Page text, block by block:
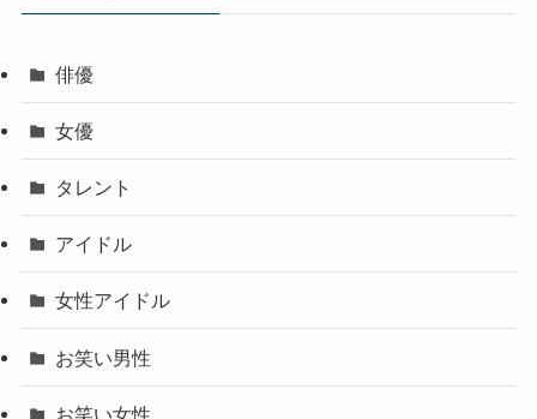
俳優
女優
タレント
アイドル
女性アイドル
お笑い男性
お笑い女性